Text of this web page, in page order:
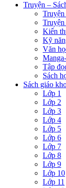
Truyện –
Truyện
Truyện
Kiến
Kỹ
Văn
Tập
Sách
Sách giáo
Lớp 1
Lớp 2
Lớp 3
Lớp 4
Lớp 5
Lớp 6
Lớp 7
Lớp 8
Lớp 9
Lớp 10
Lớp 11